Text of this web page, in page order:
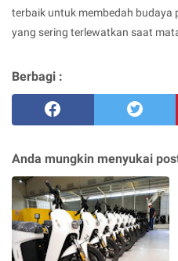
terbaik untuk membedah budaya
yang sering terlewatkan saat
Berbagi :
Anda mungkin menyukai